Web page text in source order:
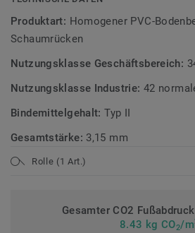
Teil unsererTarkett Circular
nachhaltigen und kreislauffähigen
Gebrauch.
Homogene Bodenbeläge
Produktart: Homogener PVC-
Schaumrücken
Nutzungsklasse Geschäftsbereich:
Nutzungsklasse Industrie: 42
Bindemittelgehalt:Typ II
Gesamtstärke: 3,15 mm
Rolle (1 Art.)
Gesamter CO2
8.43 kg CO2/m